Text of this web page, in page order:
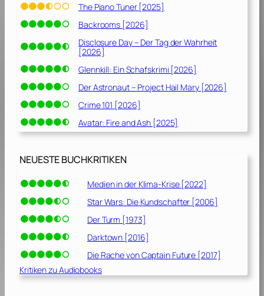
The Piano Tuner [2025]
Backrooms [2026]
Disclosure Day – Der Tag der Wahrheit
[2026]
Glennkill: Ein Schafskrimi [2026]
Der Astronaut – Project Hail Mary [2026]
Crime 101 [2026]
Avatar: Fire and Ash [2025]
NEUESTE BUCHKRITIKEN
Medien in der Klima-Krise [2022]
Star Wars: Die Kundschafter [2006]
Der Turm [1973]
Darktown [2016]
Die Rache von Captain Future [2017]
Kritiken zu Audiobooks